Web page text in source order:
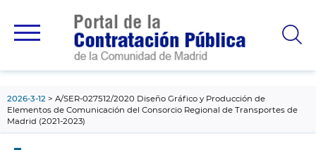
principal
2026-3-12
A/SER-027512/2020 Diseño Gráfico y Producción de
Elementos de Comunicación del Consorcio Regional de Transportes de
Madrid (2021-2023)